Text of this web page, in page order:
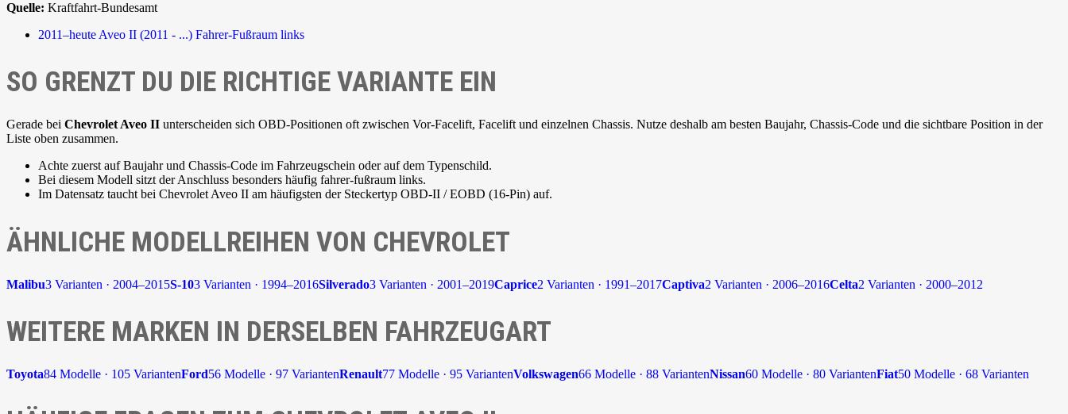
Quelle: Kraftfahrt-Bundesamt
2011–heute Aveo II (2011 - ...) Fahrer-Fußraum links
SO GRENZT DU DIE RICHTIGE VARIANTE EIN
Gerade bei Chevrolet Aveo II unterscheiden sich OBD-Positionen oft zwischen Vor-Facelift, Facelift und einzelnen Chassis. Nutze deshalb am besten Baujahr, Chassis-Code und die sichtbare Position in der
Liste oben zusammen.
Achte zuerst auf Baujahr und Chassis-Code im Fahrzeugschein oder auf dem Typenschild.
Bei diesem Modell sitzt der Anschluss besonders häufig fahrer-fußraum links.
Im Datensatz taucht bei Chevrolet Aveo II am häufigsten der Steckertyp OBD-II / EOBD (16-Pin) auf.
ÄHNLICHE MODELLREIHEN VON CHEVROLET
Malibu3 Varianten · 2004–2015S-103 Varianten · 1994–2016Silverado3 Varianten · 2001–2019Caprice2 Varianten · 1991–2017Captiva2 Varianten · 2006–2016Celta2 Varianten · 2000–2012
WEITERE MARKEN IN DERSELBEN FAHRZEUGART
Toyota84 Modelle · 105 VariantenFord56 Modelle · 97 VariantenRenault77 Modelle · 95 VariantenVolkswagen66 Modelle · 88 VariantenNissan60 Modelle · 80 VariantenFiat50 Modelle · 68 Varianten